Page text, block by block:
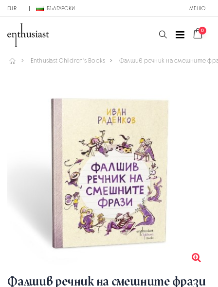
EUR БЪЛГАРСКИ МЕНЮ
0
Enthusiast Children's Books Фалшив речник на смешните
Фалшив речник на смешните фрази